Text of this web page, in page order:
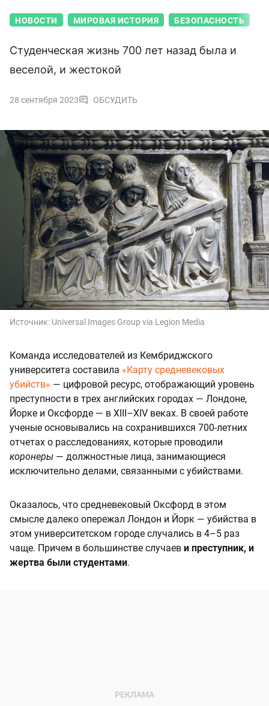
НОВОСТИ МИРОВАЯ ИСТОРИЯ БЕЗОПАСНОСТЬ
Студенческая жизнь 700 лет назад была и
веселой, и жестокой
28 сентября 2023 ОБСУДИТЬ
Источник: Universal Images Group via Legion Media
Команда исследователей из Кембриджского
университета составила «Карту средневековых
убийств» — цифровой ресурс, отображающий уровень
преступности в трех английских городах — Лондоне,
Йорке и Оксфорде — в XIII–XIV веках. В своей работе
ученые основывались на сохранившихся 700-летних
отчетах о расследованиях, которые проводили
коронеры — должностные лица, занимающиеся
исключительно делами, связанными с убийствами.
Оказалось, что средневековый Оксфорд в этом
смысле далеко опережал Лондон и Йорк — убийства в
этом университетском городе случались в 4–5 раз
чаще. Причем в большинстве случаев и преступник, и
жертва были студентами.